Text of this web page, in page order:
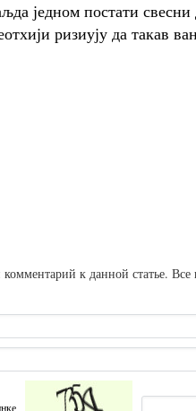
једном постати
ризиују да такав
к данной статье.